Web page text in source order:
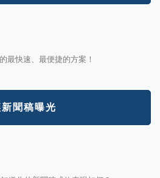
最快速、最便捷的方案！
聞稿曝光